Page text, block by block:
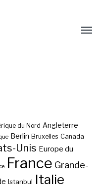
du Nord Angleterre
Berlin Bruxelles Canada
Unis Europe du
France Grande-
Istanbul Italie